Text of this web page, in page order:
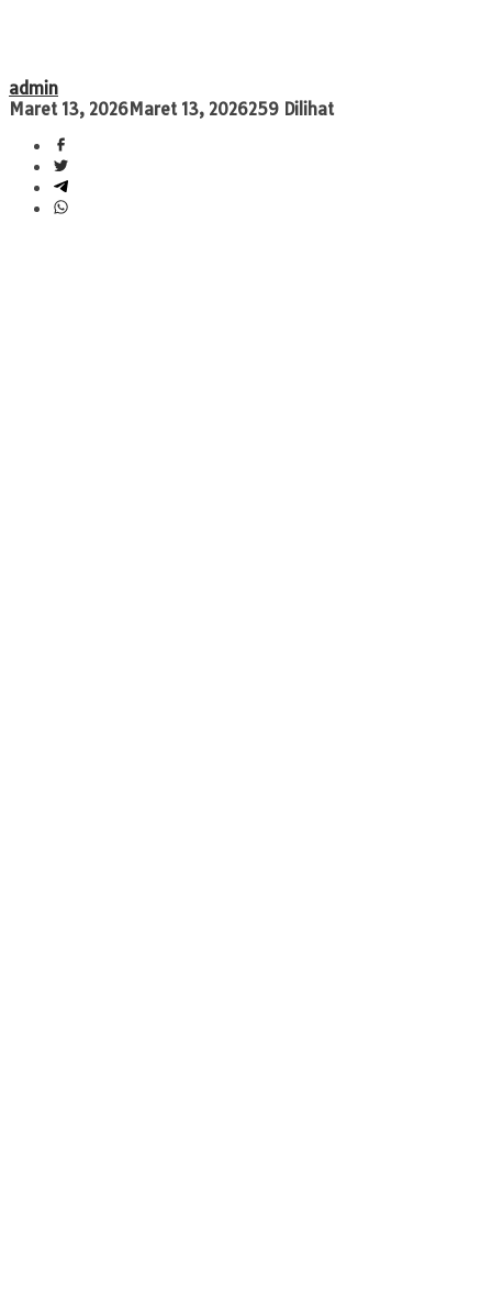
admin
Maret 13, 2026Maret 13, 2026259 Dilihat